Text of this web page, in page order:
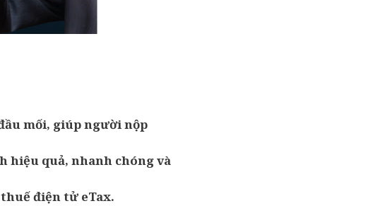
mối, giúp người nộp
hiệu quả, nhanh chóng và
điện tử eTax.